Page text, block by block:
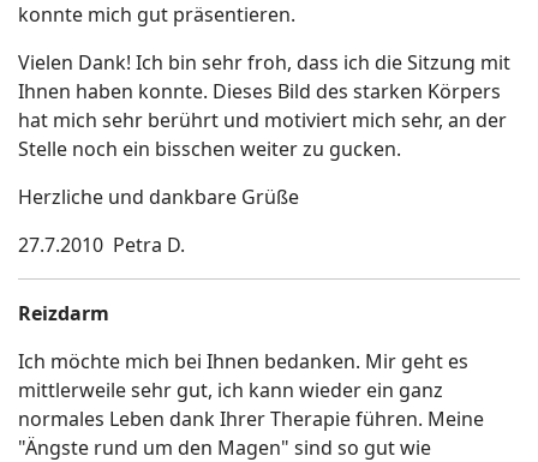
konnte mich gut präsentieren.
Vielen Dank! Ich bin sehr froh, dass ich die Sitzung mit
Ihnen haben konnte. Dieses Bild des starken Körpers
hat mich sehr berührt und motiviert mich sehr, an der
Stelle noch ein bisschen weiter zu gucken.
Herzliche und dankbare Grüße
27.7.2010 Petra D.
Reizdarm
Ich möchte mich bei Ihnen bedanken. Mir geht es
mittlerweile sehr gut, ich kann wieder ein ganz
normales Leben dank Ihrer Therapie führen. Meine
"Ängste rund um den Magen" sind so gut wie